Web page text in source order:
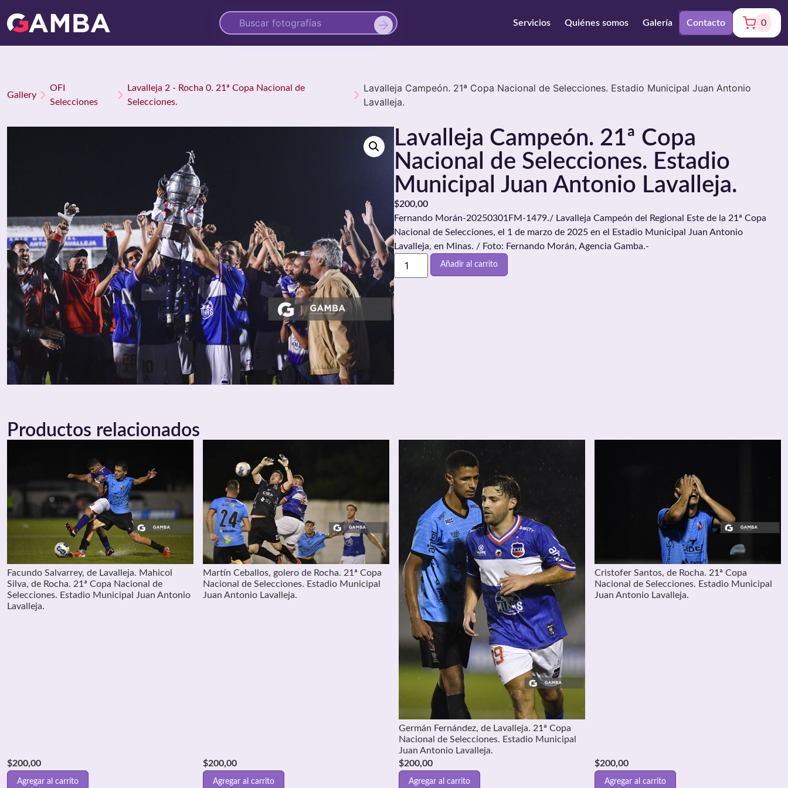
Servicios Quiénes somos Galería Contacto 0
Gallery
OFI
Selecciones
Lavalleja 2 - Rocha 0. 21ª Copa Nacional de
Selecciones.
Lavalleja Campeón. 21ª Copa Nacional de Selecciones. Estadio Municipal Juan Antonio
Lavalleja.
Lavalleja Campeón. 21ª Copa
Nacional de Selecciones. Estadio
Municipal Juan Antonio Lavalleja.
$200,00
Fernando Morán-20250301FM-1479./ Lavalleja Campeón del Regional Este de la 21ª Copa
Nacional de Selecciones, el 1 de marzo de 2025 en el Estadio Municipal Juan Antonio
Lavalleja, en Minas. / Foto: Fernando Morán, Agencia Gamba.-
Añadir al carrito
Productos relacionados
Facundo Salvarrey, de Lavalleja. Mahicol
Silva, de Rocha. 21ª Copa Nacional de
Selecciones. Estadio Municipal Juan Antonio
Lavalleja.
$200,00
Agregar al carrito
Martín Ceballos, golero de Rocha. 21ª Copa
Nacional de Selecciones. Estadio Municipal
Juan Antonio Lavalleja.
$200,00
Agregar al carrito
Germán Fernández, de Lavalleja. 21ª Copa
Nacional de Selecciones. Estadio Municipal
Juan Antonio Lavalleja.
$200,00
Agregar al carrito
Cristofer Santos, de Rocha. 21ª Copa
Nacional de Selecciones. Estadio Municipal
Juan Antonio Lavalleja.
$200,00
Agregar al carrito